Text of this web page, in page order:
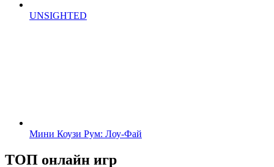
UNSIGHTED
Мини Коузи Рум: Лоу-Фай
ТОП онлайн игр